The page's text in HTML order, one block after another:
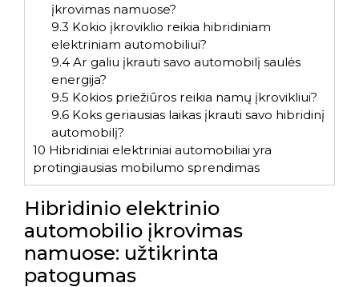
įkrovimas namuose?
9.3 Kokio įkroviklio reikia hibridiniam
elektriniam automobiliui?
9.4Ar galiu įkrauti savo automobilį saulės
energija?
9.5 Kokios priežiūros reikia namų įkrovikliui?
9.6Koks geriausias laikas įkrauti savo hibridinį
automobilį?
10 Hibridiniai elektriniai automobiliai yra
protingiausias mobilumo sprendimas
Hibridinio elektrinio
automobilio įkrovimas
namuose: užtikrinta
patogumas